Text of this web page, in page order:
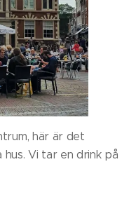
här är det
hus. Vi tar en drink på